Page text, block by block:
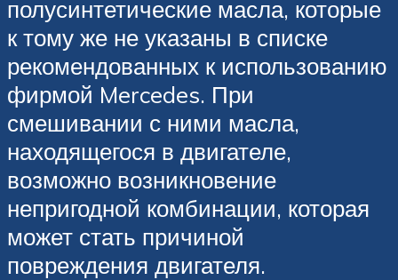
полусинтетические масла, которые
к тому же не указаны в списке
рекомендованных к использованию
фирмой Mercedes. При
смешивании с ними масла,
находящегося в двигателе,
возможно возникновение
непригодной комбинации, которая
может стать причиной
повреждения двигателя.